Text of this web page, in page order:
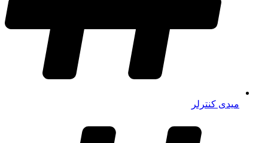
میدی کنترلر